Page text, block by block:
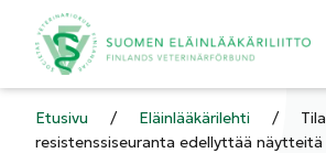
Etusivu / Eläinlääkärilehti /
resistenssiseuranta edellyttää näytteitä